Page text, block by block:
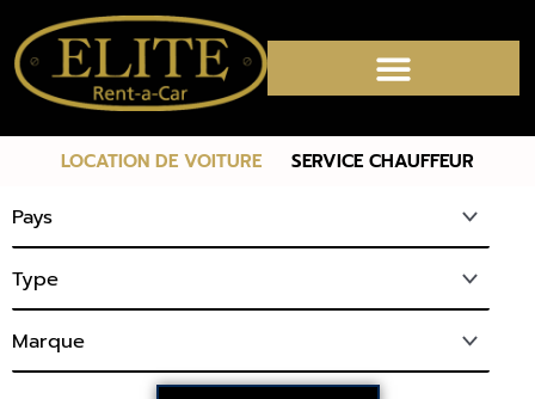
LOCATION DE VOITURE SERVICE CHAUFFEUR